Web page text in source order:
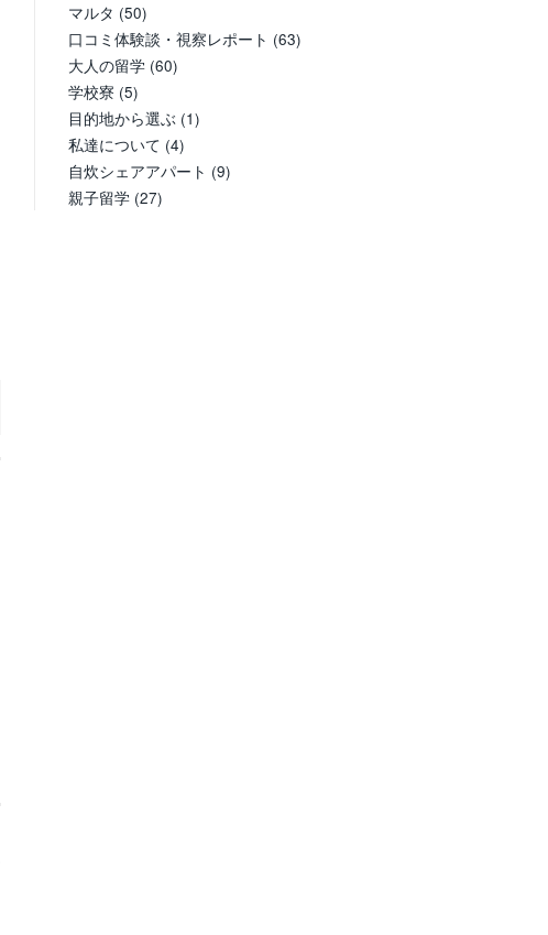
マルタ (50)
口コミ体験談・視察レポート (63)
大人の留学 (60)
学校寮 (5)
目的地から選ぶ (1)
私達について (4)
自炊シェアアパート (9)
親子留学 (27)